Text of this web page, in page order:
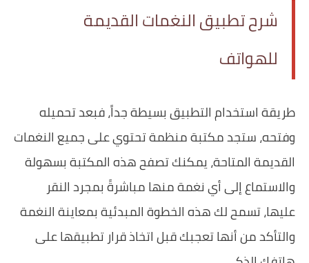
شرح تطبيق النغمات القديمة
للهواتف
طريقة استخدام التطبيق بسيطة جداً، فبعد تحميله
وفتحه، ستجد مكتبة منظمة تحتوي على جميع النغمات
القديمة المتاحة، يمكنك تصفح هذه المكتبة بسهولة
والاستماع إلى أي نغمة منها مباشرةً بمجرد النقر
عليها، تسمح لك هذه الخطوة المبدئية بمعاينة النغمة
والتأكد من أنها تعجبك قبل اتخاذ قرار تطبيقها على